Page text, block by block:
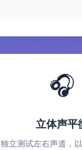
🎧
立体声平
独立测试左右声道，